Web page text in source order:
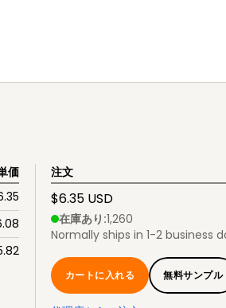
価
注文
$6.35 USD
在庫あり :1,260
Normally ships in 1-2 business
カートに入れる 無料サンプル